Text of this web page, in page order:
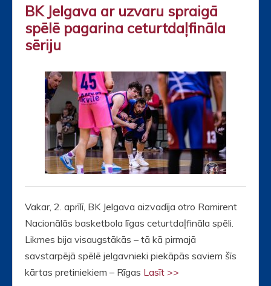
BK Jelgava ar uzvaru spraigā
spēlē pagarina ceturtdaļfināla
sēriju
Vakar, 2. aprīlī, BK Jelgava aizvadīja otro Ramirent
Nacionālās basketbola līgas ceturtdaļfināla spēli.
Likmes bija visaugstākās – tā kā pirmajā
savstarpējā spēlē jelgavnieki piekāpās saviem šīs
kārtas pretiniekiem – Rīgas Lasīt >>